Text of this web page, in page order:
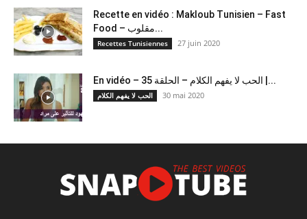
Recette en vidéo : Makloub Tunisien – Fast
Food – مقلوب...
Recettes Tunisiennes 27 juin 2020
En vidéo – الحب لا يفهم الكلام – الحلقة 35 |...
الحب لا يفهم الكلام 30 mai 2020